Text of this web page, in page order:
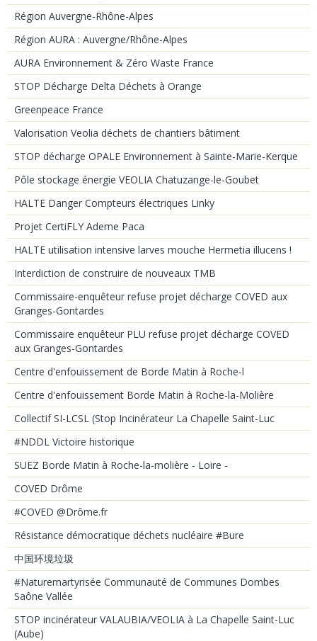
Région Auvergne-Rhône-Alpes
Région AURA : Auvergne/Rhône-Alpes
AURA Environnement & Zéro Waste France
STOP Décharge Delta Déchets à Orange
Greenpeace France
Valorisation Veolia déchets de chantiers bâtiment
STOP décharge OPALE Environnement à Sainte-Marie-Kerque
Pôle stockage énergie VEOLIA Chatuzange-le-Goubet
HALTE Danger Compteurs électriques Linky
Projet CertiFLY Ademe Paca
HALTE utilisation intensive larves mouche Hermetia illucens !
Interdiction de construire de nouveaux TMB
Commissaire-enquêteur refuse projet décharge COVED aux
Granges-Gontardes
Commissaire enquêteur PLU refuse projet décharge COVED
aux Granges-Gontardes
Centre d'enfouissement de Borde Matin à Roche-l
Centre d'enfouissement Borde Matin à Roche-la-Molière
Collectif SI-LCSL (Stop Incinérateur La Chapelle Saint-Luc
#NDDL Victoire historique
SUEZ Borde Matin à Roche-la-molière - Loire -
COVED Drôme
#COVED @Drôme.fr
Résistance démocratique déchets nucléaire #Bure
中国环境垃圾
#Naturemartyrisée Communauté de Communes Dombes
Saône Vallée
STOP incinérateur VALAUBIA/VEOLIA à La Chapelle Saint-Luc
(Aube)